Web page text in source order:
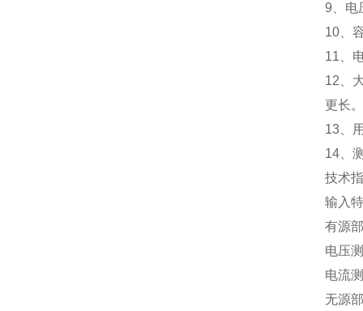
9、电
10、
11、
12、
更长。
13、
14、
技术
输入
有源
电压
电流
无源